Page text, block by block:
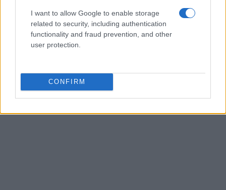
I want to allow Google to enable storage
related to security, including authentication
functionality and fraud prevention, and other
user protection.
CONFIRM